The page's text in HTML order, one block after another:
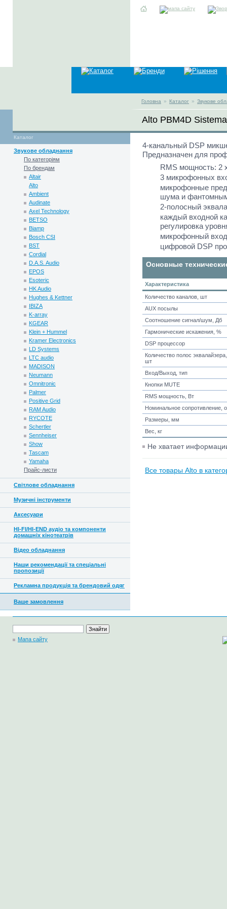
Головна » Каталог » Звукове
Alto PBM4D Sistema
Каталог
Звукове обладнання
По категоріям
По брендам
Altair
Alto
Ambient
Audinate
Axel Technology
BETSO
Biamp
Bosch CSI
BST
Cordial
D.A.S. Audio
EPOS
Esoteric
HK Audio
Hughes & Kettner
IBIZA
K-array
KGEAR
Klein + Hummel
Kramer Electronics
LD Systems
LTC audio
MADISON
Neumann
Omnitronic
Palmer
Positive Grid
RAM Audio
RYCOTE
Schertler
Sennheiser
Show
Tascam
Yamaha
Прайс-листи
Світлове обладнання
Музичні інструменти
Аксесуари
HI-FI/HI-END аудіо та компоненти
домашніх кінотеатрів
Відео обладнання
Наши рекомендації та спеціальні
пропозиції
Рекламна продукція та брендовий одяг
Ваше замовлення
4-канальный DSP
Предназначен для
RMS мощность: 2
3 микрофонных
микрофонные
шума и
2-полосный
каждый входной
регулировка
микрофонный
цифровой DSP
Основные
Характеристика
Количество каналов, шт
AUX посылы
Соотношение сигнал/шум, Дб
Гармонические искажения, %
DSP процессор
Количество полос эквалайзера,
шт
Вход/Выход, тип
Кнопки MUTE
RMS мощность, Вт
Номинальное сопротивление,
Размеры, мм
Вес, кг
Не хватает
Все товары Alto в
Мапа сайту